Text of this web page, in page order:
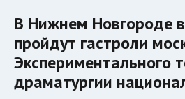
В Нижнем Новгороде
пройдут гастроли
Экспериментального
драматургии